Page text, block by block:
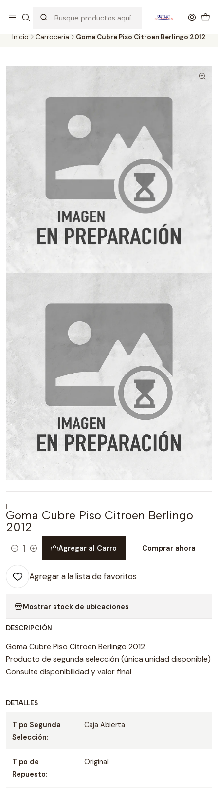
probados con altos estándares de calidad.
Inicio Carrocería Goma Cubre Piso Citroen Berlingo 2012
|
Goma Cubre Piso Citroen Berlingo
2012
Cantidad
Agregar al Carro Comprar ahora
Agregar a la lista de favoritos
Mostrar stock de ubicaciones
DESCRIPCIÓN
Goma Cubre Piso Citroen Berlingo 2012
Producto de segunda selección (única unidad disponible)
Consulte disponibilidad y valor final
DETALLES
Tipo Segunda
Selección:
Caja Abierta
Tipo de
Repuesto:
Original